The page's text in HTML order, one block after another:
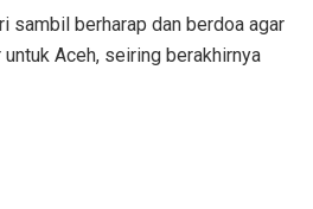
sambil berharap dan berdoa agar
Aceh, seiring berakhirnya